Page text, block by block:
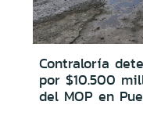
Contraloría
por $10.500
del MOP en